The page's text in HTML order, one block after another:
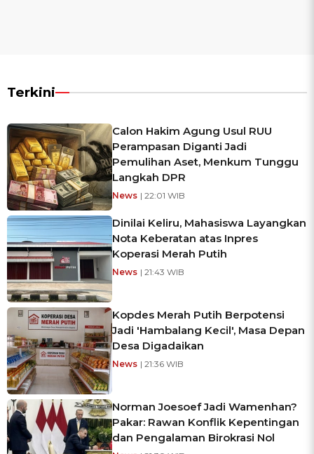
Terkini
Calon Hakim Agung Usul RUU
Perampasan Diganti Jadi
Pemulihan Aset, Menkum Tunggu
Langkah DPR
News | 22:01 WIB
Dinilai Keliru, Mahasiswa Layangkan
Nota Keberatan atas Inpres
Koperasi Merah Putih
News | 21:43 WIB
Kopdes Merah Putih Berpotensi
Jadi 'Hambalang Kecil', Masa Depan
Desa Digadaikan
News | 21:36 WIB
Norman Joesoef Jadi Wamenhan?
Pakar: Rawan Konflik Kepentingan
dan Pengalaman Birokrasi Nol